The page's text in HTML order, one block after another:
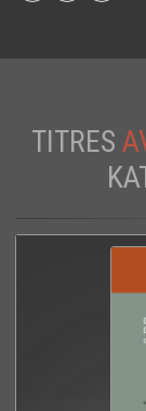
TITRES